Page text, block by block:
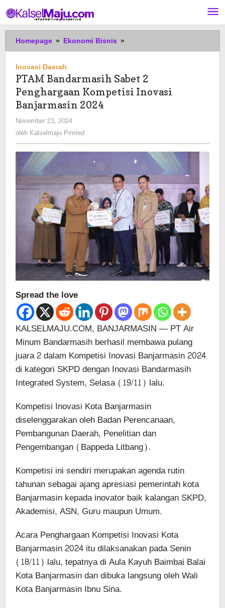
ke
konten
Homepage » Ekonomi Bisnis »
Bandarmasih
2
Penghargaan
Kompetisi
Inovasi Daerah
PTAM Bandarmasih Sabet 2
Penghargaan Kompetisi Inovasi
Banjarmasin 2024
November 23, 2024
Kalselmaju
Pimred
oleh Kalselmaju Pimred
Spread the love
KALSELMAJU.COM, BANJARMASIN — PT Air
Minum Bandarmasih berhasil membawa pulang
juara 2 dalam Kompetisi Inovasi Banjarmasin 2024
di kategori SKPD dengan Inovasi Bandarmasih
Integrated System, Selasa (19/11) lalu.
Kompetisi Inovasi Kota Banjarmasin
diselenggarakan oleh Badan Perencanaan,
Pembangunan Daerah, Penelitian dan
Pengembangan (Bappeda Litbang).
Kompetisi ini sendiri merupakan agenda rutin
tahunan sebagai ajang apresiasi pemerintah kota
Banjarmasin kepada inovator baik kalangan SKPD,
Akademisi, ASN, Guru maupun Umum.
Acara Penghargaan Kompetisi Inovasi Kota
Banjarmasin 2024 itu dilaksanakan pada Senin
(18/11) lalu, tepatnya di Aula Kayuh Baimbai Balai
Kota Banjarmasin dan dibuka langsung oleh Wali
Kota Banjarmasin Ibnu Sina.